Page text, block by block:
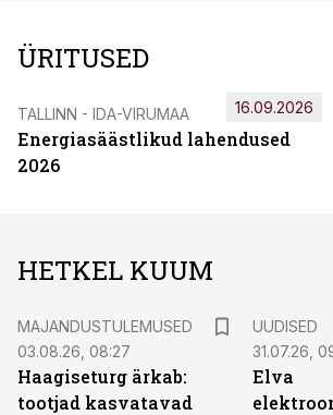
ÜRITUSED
TALLINN - IDA-VIRUMAA
Energiasäästlikud lahendused
2026
16.09.2026
HETKEL KUUM
MAJANDUSTULEMUSED
03.08.26, 08:27
Haagiseturg ärkab:
tootjad kasvatavad
UUDISED
31.07.26,
Elva